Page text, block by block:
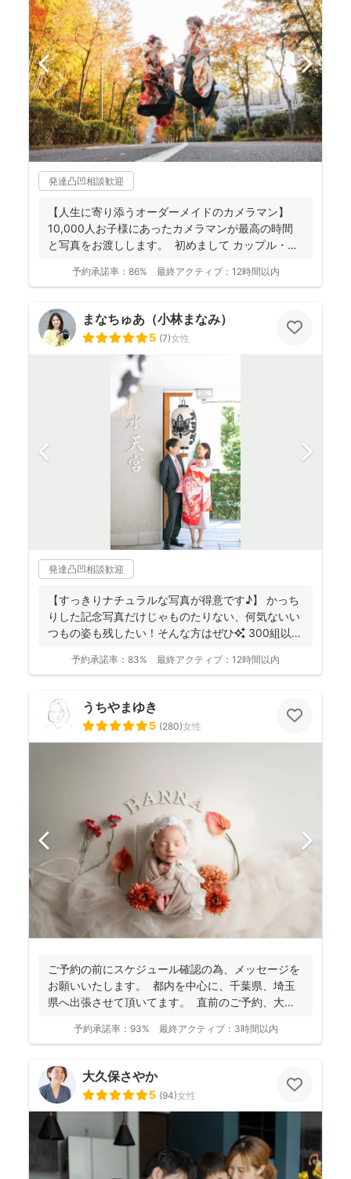
発達凸凹相談歓迎
【人生に寄り添うオーダーメイドのカメラマン】
10,000人お子様にあったカメラマンが最高の時間
と写真をお渡しします。 初めまして カップル・
予約承諾率： 86% 最終アクティブ： 12時間以内
まなちゅあ（小林まなみ）
5 (7)女性
発達凸凹相談歓迎
【すっきりナチュラルな写真が得意です♪】 かっち
りした記念写真だけじゃものたりない、何気ないい
つもの姿も残したい！そんな方はぜひ✨️ 300組以上
予約承諾率： 83% 最終アクティブ： 12時間以内
うちやまゆき
5 (280)女性
ご予約の前にスケジュール確認の為、 メッセージを
お願いいたします。 都内を中心に、千葉県、埼玉
県へ出張させて頂いてます。 直前のご予約、大歓
予約承諾率： 93% 最終アクティブ： 3時間以内
大久保さやか
5 (94)女性